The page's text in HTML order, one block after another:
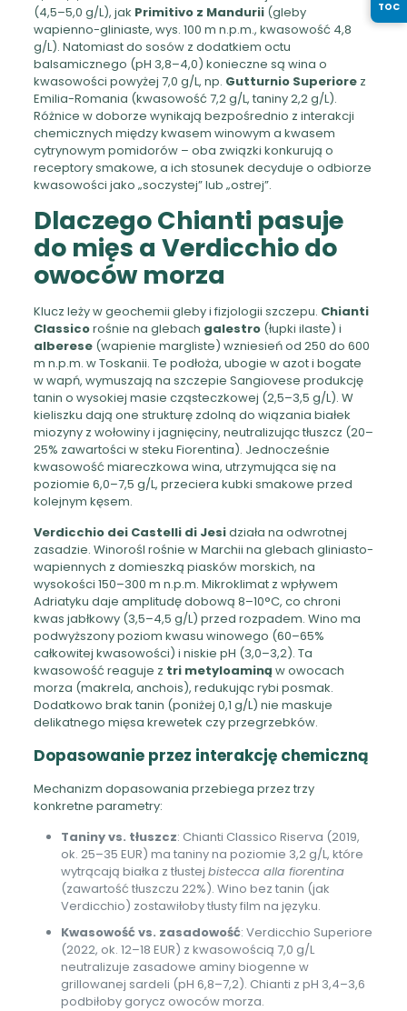
(4,5–5,0 g/L), jak Primitivo z Mandurii(gleby
wapienno-gliniaste, wys. 100 m n.p.m., kwasowość 4,8
g/L). Natomiast do sosów z dodatkiem octu
balsamicznego (pH 3,8–4,0) konieczne są wina o
kwasowości powyżej 7,0 g/L, np. Gutturnio Superiorez
Emilia-Romania (kwasowość 7,2 g/L, taniny 2,2 g/L).
Różnice w doborze wynikają bezpośrednio z interakcji
chemicznych między kwasem winowym a kwasem
cytrynowym pomidorów – oba związki konkurują o
receptory smakowe, a ich stosunek decyduje o odbiorze
kwasowości jako „soczystej” lub „ostrej”.
Dlaczego Chianti pasuje
do mięs a Verdicchio do
owoców morza
Klucz leży w geochemii gleby i fizjologii szczepu. Chianti
Classicorośnie na glebach galestro(łupki ilaste) i
alberese(wapienie margliste) wzniesień od 250 do 600
m n.p.m. w Toskanii. Te podłoża, ubogie w azot i bogate
w wapń, wymuszają na szczepie Sangiovese produkcję
tanin o wysokiej masie cząsteczkowej (2,5–3,5 g/L). W
kieliszku dają one strukturę zdolną do wiązania białek
miozyny z wołowiny i jagnięciny, neutralizując tłuszcz (20–
25% zawartości w steku Fiorentina). Jednocześnie
kwasowość miareczkowa wina, utrzymująca się na
poziomie 6,0–7,5 g/L, przeciera kubki smakowe przed
kolejnym kęsem.
Verdicchio dei Castelli di Jesidziała na odwrotnej
zasadzie. Winorośl rośnie w Marchii na glebach gliniasto-
wapiennych z domieszką piasków morskich, na
wysokości 150–300 m n.p.m. Mikroklimat z wpływem
Adriatyku daje amplitudę dobową 8–10°C, co chroni
kwas jabłkowy (3,5–4,5 g/L) przed rozpadem. Wino ma
podwyższony poziom kwasu winowego (60–65%
całkowitej kwasowości) i niskie pH (3,0–3,2). Ta
kwasowość reaguje z tri metyloaminą w owocach
morza (makrela, anchois), redukując rybi posmak.
Dodatkowo brak tanin (poniżej 0,1 g/L) nie maskuje
delikatnego mięsa krewetek czy przegrzebków.
Dopasowanie przez interakcję chemiczną
Mechanizm dopasowania przebiega przez trzy
konkretne parametry:
Taniny vs. tłuszcz: Chianti Classico Riserva (2019,
ok. 25–35 EUR) ma taniny na poziomie 3,2 g/L, które
wytrącają białka z tłustej bistecca alla fiorentina
(zawartość tłuszczu 22%). Wino bez tanin (jak
Verdicchio) zostawiłoby tłusty film na języku.
Kwasowość vs. zasadowość: Verdicchio Superiore
(2022, ok. 12–18 EUR) z kwasowością 7,0 g/L
neutralizuje zasadowe aminy biogenne w
grillowanej sardeli (pH 6,8–7,2). Chianti z pH 3,4–3,6
podbiłoby gorycz owoców morza.
TOC